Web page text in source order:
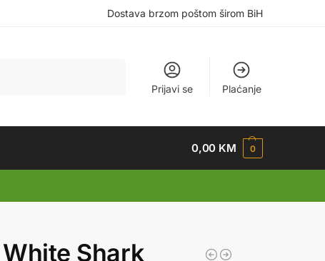
Dostava brzom poštom širom BiH
Prijavi se Plaćanje
0,00 KM 0
White Shark